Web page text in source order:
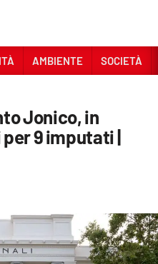
AMBIENTE SOCIETÀ
Jonico, in
9 imputati |